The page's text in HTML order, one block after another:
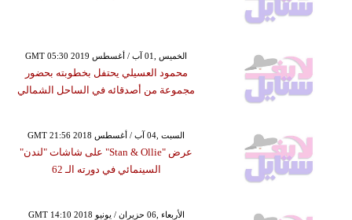
GMT 05:30 2019 الخميس ,01 آب / أغسطس
محمود العسيلي يحتفل بخطوبته بحضور
مجموعة من أصدقائه في الساحل الشمالي
GMT 21:56 2018 السبت ,04 آب / أغسطس
عرض "Stan & Ollie" على شاشات "لندن"
السينمائي في دورته الـ 62
GMT 14:10 2018 الأربعاء ,06 حزيران / يونيو